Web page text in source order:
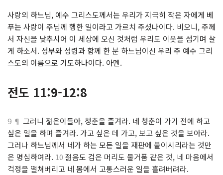
사랑의 하느님, 예수 그리스도께서는 우리가 지극히 작은 자에게 베
푸는 사랑이 주님께 행한 일이라고 가르치 주셨나이다. 비오니, 주께
서 자신을 낮추시어 이 세상에 오신 것처럼 우리도 이웃을 섬기며 살
게 하소서. 성부와 성령과 함께 한 분 하느님이신 우리 주 예수 그리
스도의 이름으로 기도하나이다. 아멘.
전도 11:9-12:8
9 ¶ 그러니 젊은이들아, 청춘을 즐겨라. 네 청춘이 가기 전에 하고
싶은 일을 하며 즐겨라. 가고 싶은 데 가고, 보고 싶은 것을 보아라.
그러나 하느님께서 네가 하는 모든 일을 재판에 붙이시리라는 것만
은 명심하여라. 10 젊음도 검은 머리도 물거품 같은 것, 네 마음에서
걱정을 떨쳐버리고 네 몸에서 고통스러운 일을 흘려버려라.